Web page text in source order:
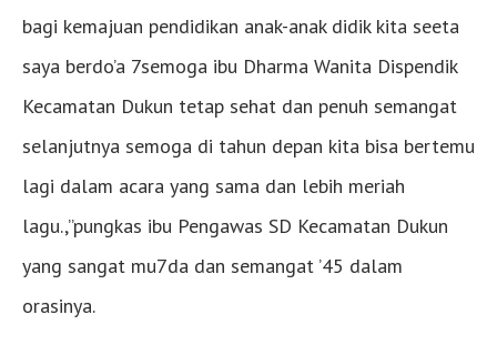
bagi kemajuan pendidikan anak-anak didik kita seeta
saya berdo’a 7semoga ibu Dharma Wanita Dispendik
Kecamatan Dukun tetap sehat dan penuh semangat
selanjutnya semoga di tahun depan kita bisa bertemu
lagi dalam acara yang sama dan lebih meriah
lagu.,”pungkas ibu Pengawas SD Kecamatan Dukun
yang sangat mu7da dan semangat ’45 dalam
orasinya.